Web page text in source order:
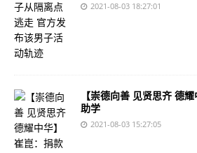
2021-08-03 18:27:01
【崇德向善 见贤思齐 德
助学
2021-08-03 15:27:05